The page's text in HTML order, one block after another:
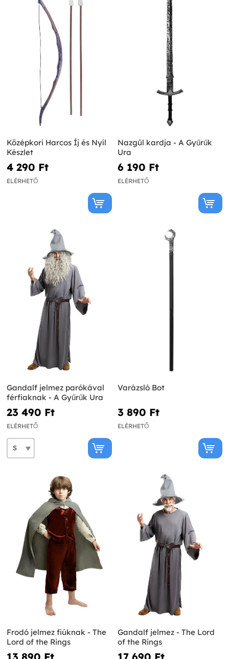
Középkori Harcos Íj és Nyíl
Készlet
4 290 Ft‎
ELÉRHETŐ
Nazgûl kardja - A Gyűrűk
Ura
6 190 Ft‎
ELÉRHETŐ
Gandalf jelmez parókával
férfiaknak - A Gyűrűk Ura
23 490 Ft‎
ELÉRHETŐ
Varázsló Bot
3 890 Ft‎
ELÉRHETŐ
Frodó jelmez fiúknak - The
Lord of the Rings
Gandalf jelmez - The Lord
of the Rings